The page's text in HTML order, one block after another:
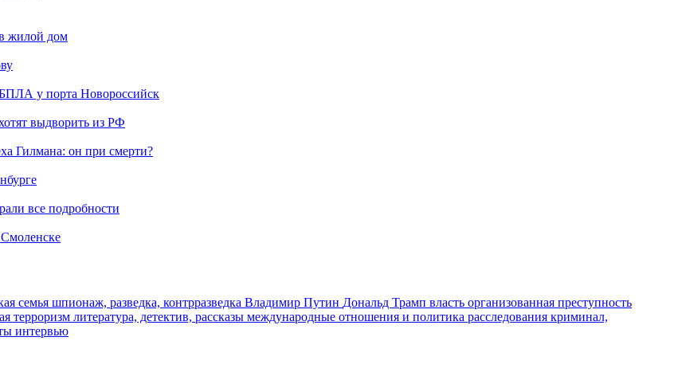
жилой дом
БПЛА у порта Новороссийск
выдворить из РФ
Гилмана: он при смерти?
все подробности
семья шпионаж, разведка, контрразведка Владимир Путин Дональд Трамп власть организованная преступность
терроризм литература, детектив, рассказы международные отношения и политика расследования криминал,
интервью